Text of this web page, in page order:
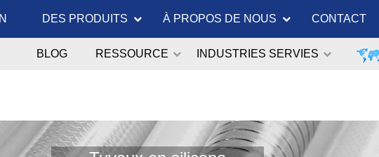
DES PRODUITS À PROPOS DE NOUS CONTACT
BLOG RESSOURCE INDUSTRIES SERVIES